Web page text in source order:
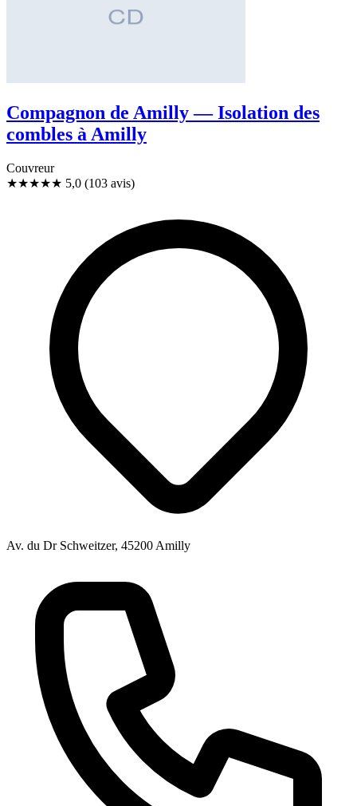
Compagnon de Amilly — Isolation des
combles à Amilly
Couvreur
★★★★★ 5,0 (103 avis)
Av. du Dr Schweitzer, 45200 Amilly